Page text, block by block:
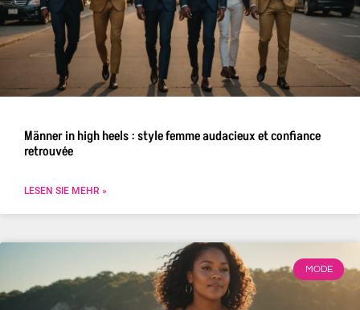
Männer in high heels : style femme audacieux et confiance
retrouvée
LESEN SIE MEHR »
MODE